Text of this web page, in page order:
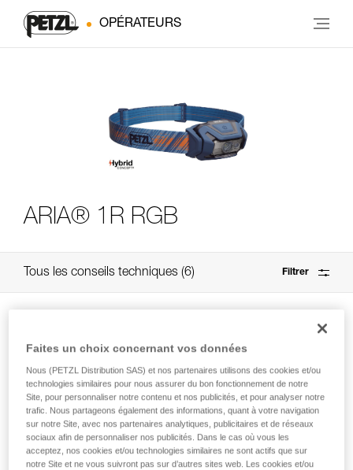
OPÉRATEURS
ARIA® 1R RGB
Tous les conseils techniques 6 Filtrer
Comment sont mesurées les performances
d’éclairage avec le protocole ANSI/PLATO
FL1 ?
Faites un choix concernant vos données
Nous (PETZL Distribution SAS) et nos partenaires utilisons des cookies et/ou
technologies similaires pour nous assurer du bon fonctionnement de notre
Site, pour personnaliser notre contenu et nos publicités, et pour analyser notre
trafic. Nous partageons également des informations, quant à votre navigation
sur notre Site, avec nos partenaires analytiques, publicitaires et de réseaux
sociaux afin de personnaliser nos publicités. Dans le cas où vous les
acceptez, nos cookies et/ou technologies similaires ne sont actifs que sur
notre Site et ne vous suivront pas sur d’autres sites web. Les cookies et/ou